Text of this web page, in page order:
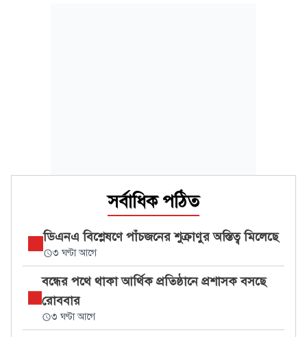
সর্বাধিক পঠিত
ডিএনএ বিশ্লেষণে পাঁচজনের শুক্রাণুর অস্তিত্ব মিলেছে
৩ ঘণ্টা আগে
বন্ধের পথে থাকা আর্থিক প্রতিষ্ঠানে প্রশাসক বসছে
রোববার
৩ ঘণ্টা আগে